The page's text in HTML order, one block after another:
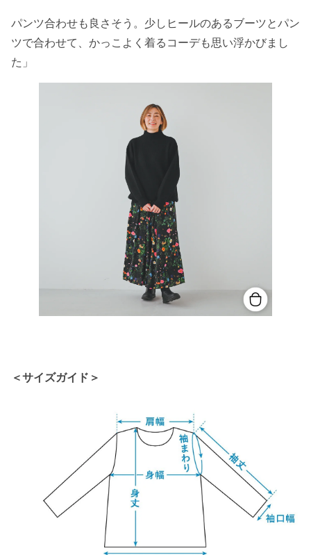
パンツ合わせも良さそう。少しヒールのあるブーツとパン
ツで合わせて、かっこよく着るコーデも思い浮かびまし
た」
＜サイズガイド＞